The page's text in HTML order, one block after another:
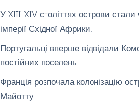
У XIII-XIV століттях острови стали
імперії Східної Африки.
Португальці вперше відвідали
постійних поселень.
Франція розпочала колонізацію
Майотту.